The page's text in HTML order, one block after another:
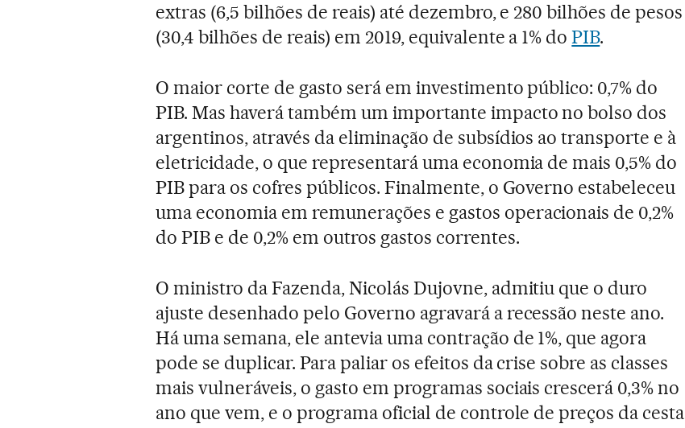
extras (6,5 bilhões de reais) até dezembro, e 280 bilhões de pesos
(30,4 bilhões de reais) em 2019, equivalente a 1% doPIB.
O maior corte de gasto será em investimento público: 0,7% do
PIB. Mas haverá também um importante impacto no bolso dos
argentinos, através da eliminação de subsídios ao transporte e à
eletricidade, o que representará uma economia de mais 0,5% do
PIB para os cofres públicos. Finalmente, o Governo estabeleceu
uma economia em remunerações e gastos operacionais de 0,2%
do PIB e de 0,2% em outros gastos correntes.
O ministro da Fazenda, Nicolás Dujovne, admitiu que o duro
ajuste desenhado pelo Governo agravará a recessão neste ano.
Há uma semana, ele antevia uma contração de 1%, que agora
pode se duplicar. Para paliar os efeitos da crise sobre as classes
mais vulneráveis, o gasto em programas sociais crescerá 0,3% no
ano que vem, e o programa oficial de controle de preços da cesta